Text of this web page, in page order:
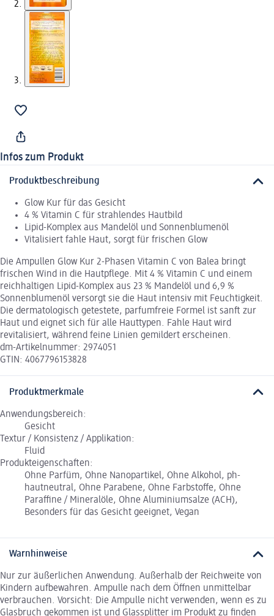
Infos zum Produkt
Produktbeschreibung
Glow Kur für das Gesicht
4 % Vitamin C für strahlendes Hautbild
Lipid-Komplex aus Mandelöl und Sonnenblumenöl
Vitalisiert fahle Haut, sorgt für frischen Glow
Die Ampullen Glow Kur 2-Phasen Vitamin C von Balea bringt
frischen Wind in die Hautpflege. Mit 4 % Vitamin C und einem
reichhaltigen Lipid-Komplex aus 23 % Mandelöl und 6,9 %
Sonnenblumenöl versorgt sie die Haut intensiv mit Feuchtigkeit.
Die dermatologisch getestete, parfumfreie Formel ist sanft zur
Haut und eignet sich für alle Hauttypen. Fahle Haut wird
revitalisiert, während feine Linien gemildert erscheinen.
dm-Artikelnummer: 2974051
GTIN: 4067796153828
Produktmerkmale
Anwendungsbereich:
Gesicht
Textur / Konsistenz / Applikation:
Fluid
Produkteigenschaften:
Ohne Parfüm, Ohne Nanopartikel, Ohne Alkohol, ph-
hautneutral, Ohne Parabene, Ohne Farbstoffe, Ohne
Paraffine / Mineralöle, Ohne Aluminiumsalze (ACH),
Besonders für das Gesicht geeignet, Vegan
Warnhinweise
Nur zur äußerlichen Anwendung. Außerhalb der Reichweite von
Kindern aufbewahren. Ampulle nach dem Öffnen unmittelbar
verbrauchen. Vorsicht: Die Ampulle nicht verwenden, wenn es zu
Glasbruch gekommen ist und Glassplitter im Produkt zu finden